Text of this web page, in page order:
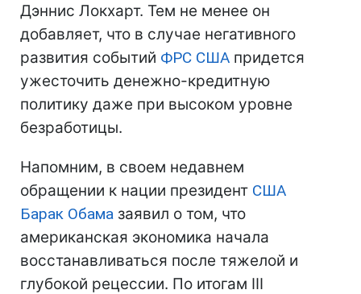
Дэннис Локхарт. Тем не менее он
добавляет, что в случае негативного
развития событий ФРС США придется
ужесточить денежно-кредитную
политику даже при высоком уровне
безработицы.
Напомним, в своем недавнем
обращении к нации президент США
Барак Обама заявил о том, что
американская экономика начала
восстанавливаться после тяжелой и
глубокой рецессии. По итогам III